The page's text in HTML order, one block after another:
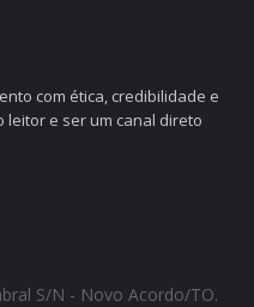
com ética, credibilidade e
e ser um canal direto
S/N - Novo Acordo/TO.